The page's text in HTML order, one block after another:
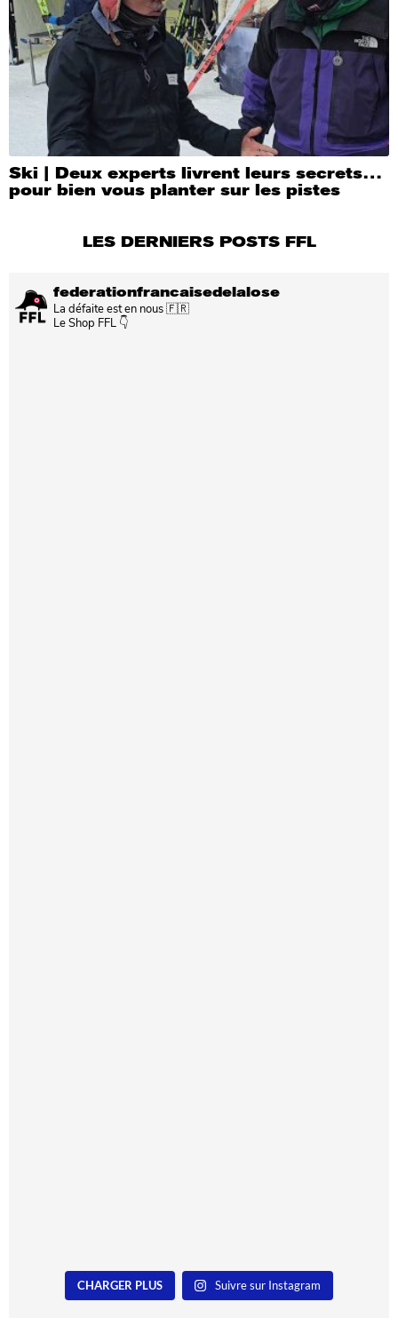
Ski | Deux experts livrent leurs secrets…
pour bien vous planter sur les pistes
LES DERNIERS POSTS FFL
federationfrancaisedelalose
La défaite est en nous 🇫🇷
Le Shop FFL 👇
CHARGER PLUS Suivre sur Instagram